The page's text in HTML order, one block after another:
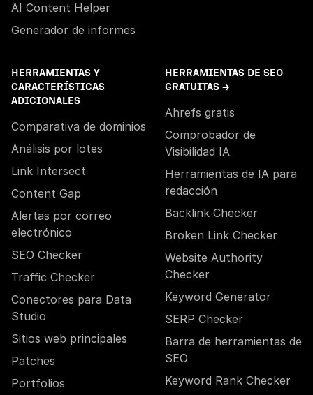
AI Content Helper
Generador de informes
HERRAMIENTAS Y
CARACTERÍSTICAS
ADICIONALES
Comparativa de dominios
Análisis por lotes
Link Intersect
Content Gap
Alertas por correo
electrónico
SEO Checker
Traffic Checker
Conectores para Data
Studio
Sitios web principales
Patches
Portfolios
HERRAMIENTAS DE SEO
GRATUITAS →
Ahrefs gratis
Comprobador de
Visibilidad IA
Herramientas de IA para
redacción
Backlink Checker
Broken Link Checker
Website Authority
Checker
Keyword Generator
SERP Checker
Barra de herramientas de
SEO
Keyword Rank Checker